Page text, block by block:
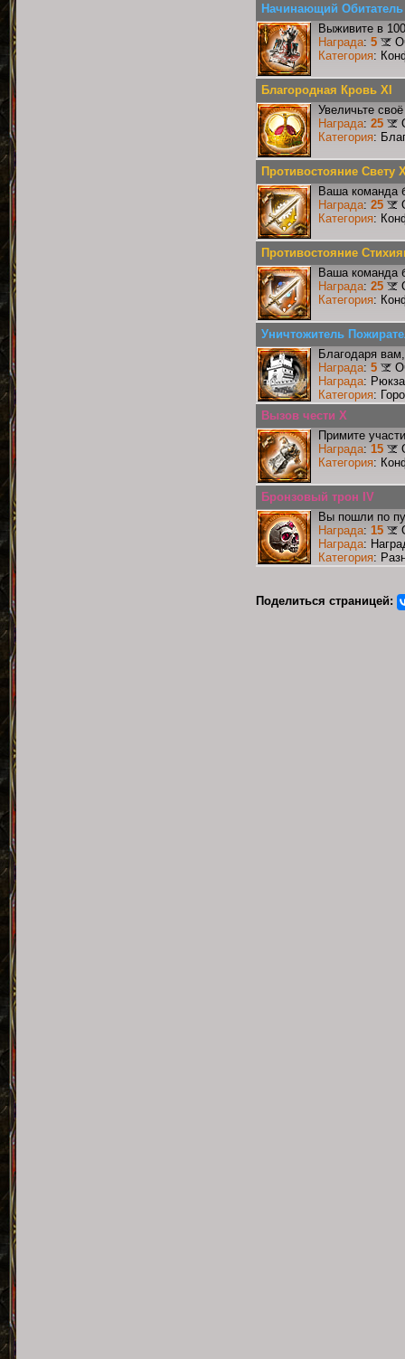
Начинающий
Выживите в
Награда: 5
Категория:
Благородная Кровь XI
Увеличьте
Награда: 25
Категория:
Противостояние Свету
Ваша команда
Награда: 25
Категория:
Противостояние
Ваша команда
Награда: 25
Категория:
Уничтожитель
Благодаря
Награда: 5
Награда:
Категория:
Вызов чести X
Примите
Награда: 15
Категория:
Бронзовый трон IV
Вы пошли по
Награда: 15
Награда:
Категория:
Поделиться страницей: